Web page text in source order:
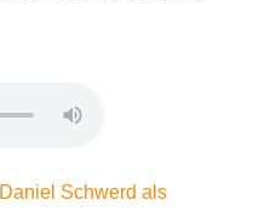
Schwerd als